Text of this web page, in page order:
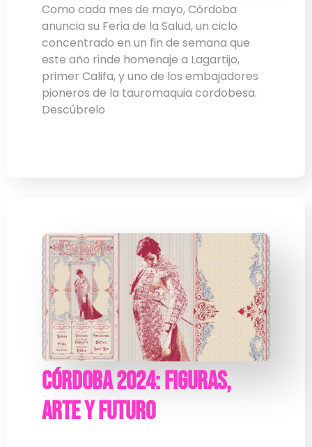
Como cada mes de mayo, Córdoba
anuncia su Feria de la Salud, un ciclo
concentrado en un fin de semana que
este año rinde homenaje a Lagartijo,
primer Califa, y uno de los embajadores
pioneros de la tauromaquia cordobesa.
Descúbrelo
Córdoba 2024: Figuras,
arte y futuro